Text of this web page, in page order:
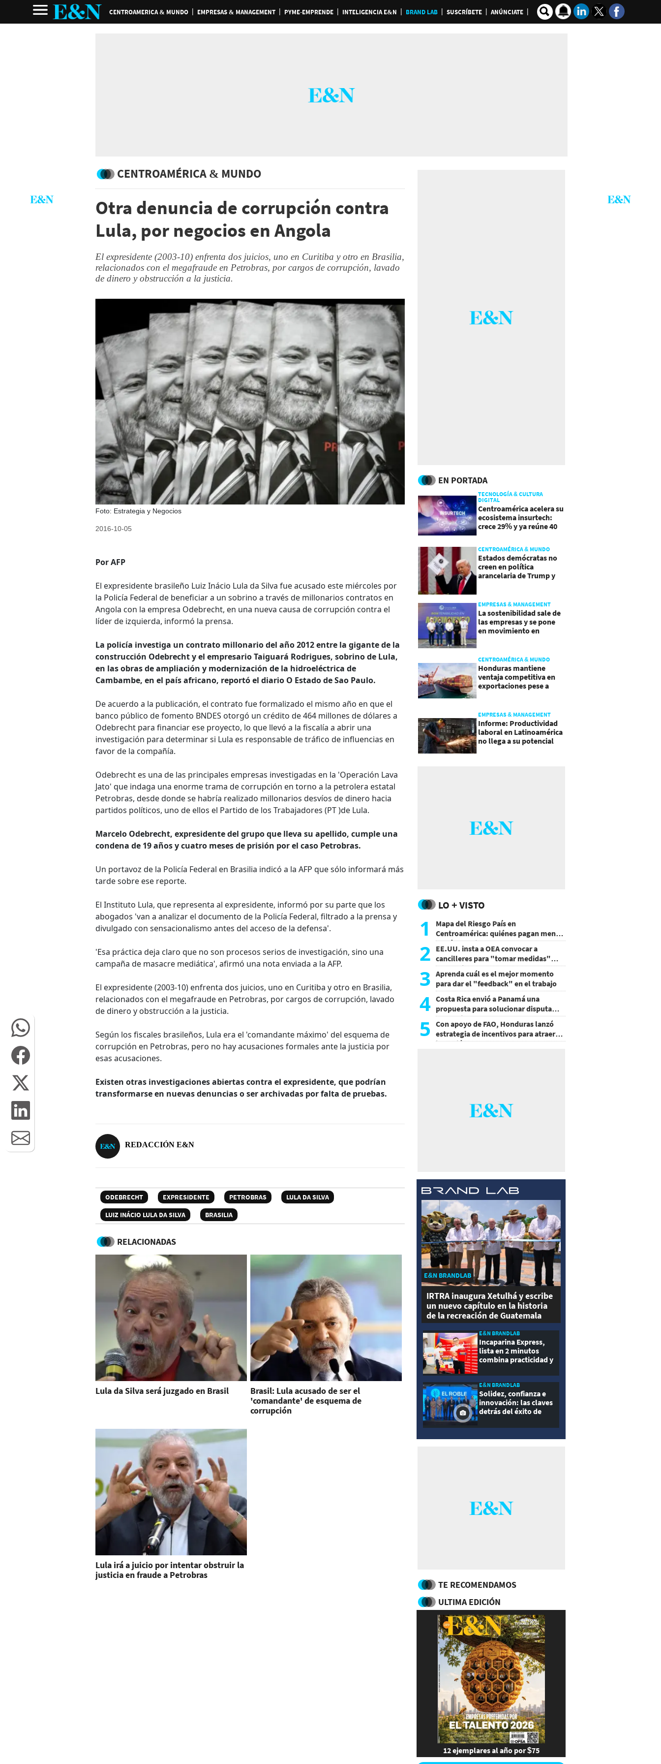
CENTROAMERICA & MUNDO EMPRESAS & MANAGEMENT PYME-EMPRENDE INTELIGENCIA E&N BRAND LAB SUSCRÍBETE ANÚNCIATE
CENTROAMÉRICA & MUNDO
Otra denuncia de corrupción contra
Lula, por negocios en Angola
El expresidente (2003-10) enfrenta dos juicios, uno en Curitiba y otro en Brasilia,
relacionados con el megafraude en Petrobras, por cargos de corrupción, lavado
de dinero y obstrucción a la justicia.
Foto: Estrategia y Negocios
2016-10-05
Por AFP
El expresidente brasileño Luiz Inácio Lula da Silva fue acusado este miércoles por
la Policía Federal de beneficiar a un sobrino a través de millonarios contratos en
Angola con la empresa Odebrecht, en una nueva causa de corrupción contra el
líder de izquierda, informó la prensa.
La policía investiga un contrato millonario del año 2012 entre la gigante de la
construcción Odebrecht y el empresario Taiguará Rodrigues, sobrino de Lula,
en las obras de ampliación y modernización de la hidroeléctrica de
Cambambe, en el país africano, reportó el diario O Estado de Sao Paulo.
De acuerdo a la publicación, el contrato fue formalizado el mismo año en que el
banco público de fomento BNDES otorgó un crédito de 464 millones de dólares a
Odebrecht para financiar ese proyecto, lo que llevó a la fiscalía a abrir una
investigación para determinar si Lula es responsable de tráfico de influencias en
favor de la compañía.
Odebrecht es una de las principales empresas investigadas en la 'Operación Lava
Jato' que indaga una enorme trama de corrupción en torno a la petrolera estatal
Petrobras, desde donde se habría realizado millonarios desvíos de dinero hacia
partidos políticos, uno de ellos el Partido de los Trabajadores (PT )de Lula.
Marcelo Odebrecht, expresidente del grupo que lleva su apellido, cumple una
condena de 19 años y cuatro meses de prisión por el caso Petrobras.
Un portavoz de la Policía Federal en Brasilia indicó a la AFP que sólo informará más
tarde sobre ese reporte.
El Instituto Lula, que representa al expresidente, informó por su parte que los
abogados 'van a analizar el documento de la Policía Federal, filtrado a la prensa y
divulgado con sensacionalismo antes del acceso de la defensa'.
'Esa práctica deja claro que no son procesos serios de investigación, sino una
campaña de masacre mediática', afirmó una nota enviada a la AFP.
El expresidente (2003-10) enfrenta dos juicios, uno en Curitiba y otro en Brasilia,
relacionados con el megafraude en Petrobras, por cargos de corrupción, lavado
de dinero y obstrucción a la justicia.
Según los fiscales brasileños, Lula era el 'comandante máximo' del esquema de
corrupción en Petrobras, pero no hay acusaciones formales ante la justicia por
esas acusaciones.
Existen otras investigaciones abiertas contra el expresidente, que podrían
transformarse en nuevas denuncias o ser archivadas por falta de pruebas.
REDACCIÓN E&N
ODEBRECHT EXPRESIDENTE PETROBRAS
LULA DA SILVA
LUIZ INÁCIO LULA DA SILVA
BRASILIA
RELACIONADAS
Lula da Silva será juzgado en Brasil
Brasil: Lula acusado de ser el
'comandante' de esquema de
corrupción
Lula irá a juicio por intentar obstruir la
justicia en fraude a Petrobras
EN PORTADA
TECNOLOGÍA & CULTURA
DIGITAL
Centroamérica acelera su
ecosistema insurtech:
crece 29% y ya reúne 40
CENTROAMÉRICA & MUNDO
Estados demócratas no
creen en política
arancelaria de Trump y
EMPRESAS & MANAGEMENT
La sostenibilidad sale de
las empresas y se pone
en movimiento en
CENTROAMÉRICA & MUNDO
Honduras mantiene
ventaja competitiva en
exportaciones pese a
EMPRESAS & MANAGEMENT
Informe: Productividad
laboral en Latinoamérica
no llega a su potencial
LO + VISTO
1
Mapa del Riesgo País en
Centroamérica: quiénes pagan menos
y cuáles mejoraron
2 EE.UU. insta a OEA convocar a
cancilleres para "tomar medidas"
sobre Nicaragua
3 Aprenda cuál es el mejor momento
para dar el "feedback" en el trabajo
4 Costa Rica envió a Panamá una
propuesta para solucionar disputa
comercial
5
Con apoyo de FAO, Honduras lanzó
estrategia de incentivos para atraer
inversión al agro
E&N BRANDLAB
IRTRA inaugura Xetulhá y escribe
un nuevo capítulo en la historia
de la recreación de Guatemala
E&N BRANDLAB
Incaparina Express,
lista en 2 minutos
combina practicidad y
E&N BRANDLAB
Solidez, confianza e
innovación: las claves
detrás del éxito de
TE RECOMENDAMOS
ULTIMA EDICIÓN
12 ejemplares al año por $75